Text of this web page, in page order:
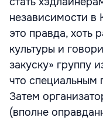
независимости в
это правда, хоть
культуры и
закуску» группу
что специальным
Затем
(вполне